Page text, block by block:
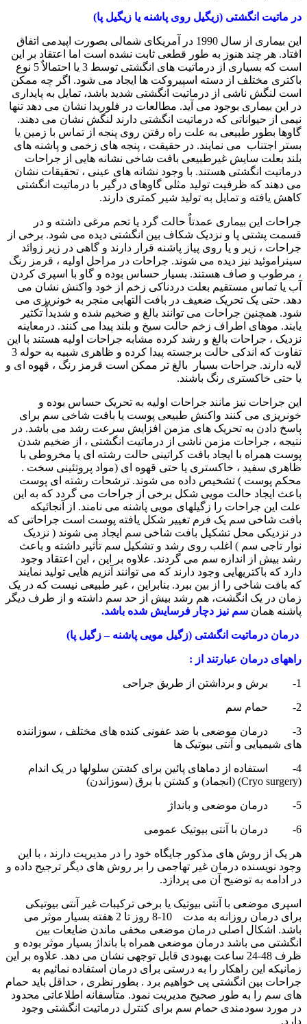
در ماتیت انگشتی (زیگیل روی پاشنه یا زیگیل پا)
این بیماری از سال 1990 در آمریکای شمالی بصورت اپیدمی اتفاق
افتاد. هر چند هنوز به طور قطعی ثابت نشده است اما اعتقاد بر این
است که بسیاری از درماتیت های انگشتی توسط 3 یا احتمالاٌ 5 نوع
باکتری مختلف از دسته اسپیروکت ها ایجاد می شود. اگر چه ممکن
است لنگش ناشی از درماتیت انگشتی شدید باشد، تمایل به پایداری
در این بیماری بوجود می آید. مطالعات در فلوریدا نشان می دهد تنها
نیمی از حیواناتی که درماتیت انگشتی دارند لنگش نشان می دهند.
گاوها بطور طبیعی به علت راه رفتن روی پنجه از تماس با زمین یا
بستر اجتناب می نمایند. در حقیقت ، پنجه های زخمی و پاشنه های
بلند بعلت سایش غیرطبیعی بافت شاخی نشانه هایی از جراحات
درماتیت انگشتی هستند. با وجود نشانه های عینی ، تحقیقات نشان
می دهند که ظرفیت تولید مثلی گاوهای درگیر با درماتیت انگشتی
کاهش یافته و تمایل به تولید شیر کمتری دارند.
جراحات این بیماری عمدتاٌ حالت گرد یا تحم مرغی داشته و در
قسمت پشتی پا و نزدیک شکاف بین انگشتی دیده می شود. برخی از
جراحات ، زیر و یا روی پیاز پاشنه قرار دارند و گاهی در زیر زوائد
سینراموئید نیز دیده می شوند. جراحات در مراحل اولیه ، قرمز رنگ
، مرطوب و صاف هستند. بسیار حساس بوده و گاو با اسپری کردن
آب یا تماس مستقیم بعلت دردناکی زخم از خود واکنش نشان می
دهد. حتی یک تحریک ضعیف در بافت التهابی منجر به خونریزی می
شود. همچنین جراحات می توانند بالغ و ضخیم شده و شدیداٌ تکثیر
یابند. موهای اطراف زخم حالت سیخ و بلند پیدا می کنند. درمعاینه
نزدیک ، جراحات بالغ و رشد کرده مشابه جراحات اولیه هستند با این
تفاوت که اندکی حالت برجسته پیدا کرده و ظاهری شبیه به حوله 3
لایه دارند. جراحات بسیار بالغ تر ممکن است قرمز رنگ ، قهوه ای و
یا حتی خاکستری رنگ باشند.
این جراحات نیز مانند جراحات اولیه به تحریک حساس بوده و
خونریزی می کنند واکنش طبیعی پوست یا بافت شاخی سم برای
پاسخ دادن به تحریک های مزمن افزایش سرعت رشد می باشد. در
نتیجه ، جراحات مزمن ناشی از درماتیت انگشتی ، از ضخیم شدن
پوست همراه با ایجاد بافت کراتینی حالت رشته ای یا مخروطی با
ظاهری سفید ، خاکستری یا حتی قهوه ای (مواد پروتئینی سخت .
محکم پوست ) تشخیص داده می شوند. ترشحات رشته ای پوست
باعث ایجاد حالت مویی شکل برخی از جراحات می گردد که به این
علت این جراحات را زگیلهای مویی پاشنه می نامند. از آنجائیکه
بافت شاخی سم یک فرم تغییر شکل یافته پوست است جراحاتی که
در نزدیکی محل تشکیل بافت شاخی سم ایجاد می شوند ( نزدیک
نوار تاجی سم ) اغلب روی رشد و تشکیل سم تأثیر داشته و باعث
رشد بیش از اندازه سم می گردند. علاوه بر این ، این اعتقاد وجود
دارد که باکتریهایی وجود دارند که می توانند آنزیم هایی تولید نمایند
که بافت شاخی را از بین ببرد. بنابراین ، غیر طبیعی نیست که در یک
زمان در یک انگشت، هم رشد بیش از حد سم داشته و از طرف دیگر
پاشنه همان سم نیز دچار فرسایش شده باشد.
درمان درماتیت انگشتی (زگیل مویی پاشنه – زگیل پا)
راههای درمان عبارتند از :
1- برش و برداشتن از طریق جراحی
2- حمام سم
3- درمان موضعی با ضد عفونی کنده های مختلف ، سوزاننده
های شیمیایی و آنتی بیوتیک ها
4- استفاده از دماهای پائین برای کشتن سلولها در یک اندام
(
Cryo surgery) (انجماد) و کشتن با برق (سوزاندن)
5- درمان موضعی و بانداژ
6- درمان با آنتی بیوتیک عمومی
هر یک از روش های مذکور جایگاه خود را در مدیریت دارند ، با این
وجود نویسنده درمان غیر تهاجمی را بر روش های دیگر ترجیح داده و
در ادامه به توضیح آن می پردازد.
اسپری موضعی با آنتی بیوتیک یا برخی ترکیبات غیر آنتی بیوتیکی
برای درمان روزانه به مدت 10-8 روز تا 2 هفته بسیار موثر می
باشد. اشکال اصلی درمان موضعی مخفی ماندن ضایعات بین
انگشتی می باشد درمان موضعی همراه با بانداژ بسیار موثر بوده و
ظرف 48-24 ساعت بهبودی قابل توجهی نشان می دهد. علاوه بر این
زمانیکه این راهکار را به درستی برای درمان استفاده نمائیم به
جراحات بین انگشتی پی خواهيم برد . بطور نظری ، حداقل باید حمام
های سم را به طور صحیح مدیریت نمود. متأسفانه اطلاعاتی محدود
در مورد سودمندی حمام سم برای کنترل درماتیت انگشتی وجود
دارد.